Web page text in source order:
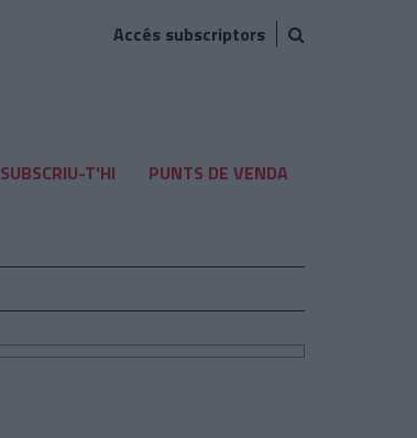
Accés subscriptors
SUBSCRIU-T'HI PUNTS DE VENDA